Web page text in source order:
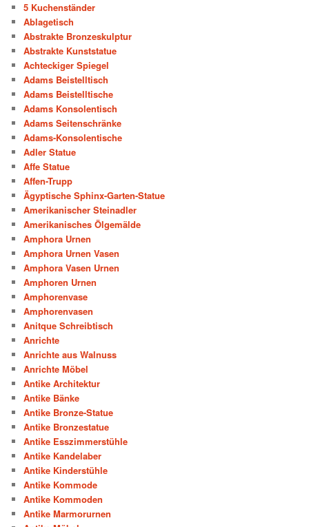
5 Kuchenständer
Ablagetisch
Abstrakte Bronzeskulptur
Abstrakte Kunststatue
Achteckiger Spiegel
Adams Beistelltisch
Adams Beistelltische
Adams Konsolentisch
Adams Seitenschränke
Adams-Konsolentische
Adler Statue
Affe Statue
Affen-Trupp
Ägyptische Sphinx-Garten-Statue
Amerikanischer Steinadler
Amerikanisches Ölgemälde
Amphora Urnen
Amphora Urnen Vasen
Amphora Vasen Urnen
Amphoren Urnen
Amphorenvase
Amphorenvasen
Anitque Schreibtisch
Anrichte
Anrichte aus Walnuss
Anrichte Möbel
Antike Architektur
Antike Bänke
Antike Bronze-Statue
Antike Bronzestatue
Antike Esszimmerstühle
Antike Kandelaber
Antike Kinderstühle
Antike Kommode
Antike Kommoden
Antike Marmorurnen